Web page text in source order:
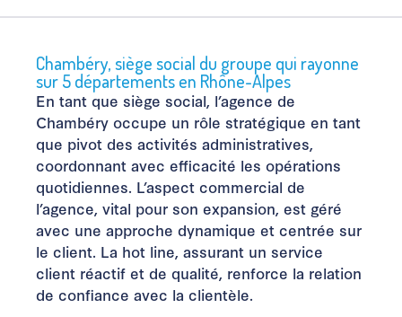
Chambéry, siège social du groupe qui rayonne
sur 5 départements en Rhône-Alpes
En tant que siège social, l’agence de
Chambéry occupe un rôle stratégique en tant
que pivot des activités administratives,
coordonnant avec efficacité les opérations
quotidiennes. L’aspect commercial de
l’agence, vital pour son expansion, est géré
avec une approche dynamique et centrée sur
le client. La hot line, assurant un service
client réactif et de qualité, renforce la relation
de confiance avec la clientèle.